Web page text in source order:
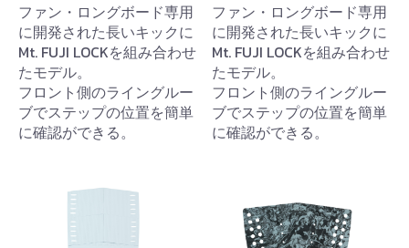
ファン・ロングボード専用
に開発された長いキックに
Mt. FUJI LOCKを組み合わせ
たモデル。
フロント側のライングルー
ブでステップの位置を簡単
に確認ができる。
ファン・ロングボード専用
に開発された長いキックに
Mt. FUJI LOCKを組み合わせ
たモデル。
フロント側のライングルー
ブでステップの位置を簡単
に確認ができる。